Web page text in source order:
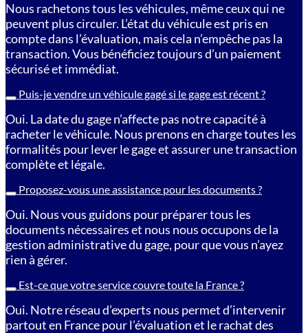
Nous rachetons tous les véhicules, même ceux qui ne
peuvent plus circuler. L’état du véhicule est pris en
compte dans l’évaluation, mais cela n’empêche pas la
transaction. Vous bénéficiez toujours d’un paiement
sécurisé et immédiat.
Puis-je vendre un véhicule gagé si le gage est récent ?
Oui. La date du gage n’affecte pas notre capacité à
racheter le véhicule. Nous prenons en charge toutes les
formalités pour lever le gage et assurer une transaction
complète et légale.
Proposez-vous une assistance pour les documents ?
Oui. Nous vous guidons pour préparer tous les
documents nécessaires et nous nous occupons de la
gestion administrative du gage, pour que vous n’ayez
rien à gérer.
Est-ce que votre service couvre toute la France ?
Oui. Notre réseau d’experts nous permet d’intervenir
partout en France pour l’évaluation et le rachat des